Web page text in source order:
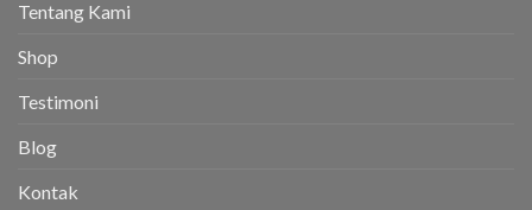
Tentang Kami
Shop
Testimoni
Blog
Kontak